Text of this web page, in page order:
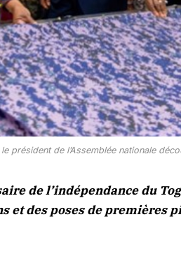
président de l’Assemblée nationale
de l’indépendance du
et des poses de premières